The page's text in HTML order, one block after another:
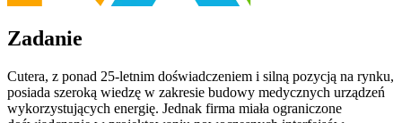
Zadanie
Cutera, z ponad 25-letnim doświadczeniem i silną pozycją na rynku,
posiada szeroką wiedzę w zakresie budowy medycznych urządzeń
wykorzystujących energię. Jednak firma miała ograniczone